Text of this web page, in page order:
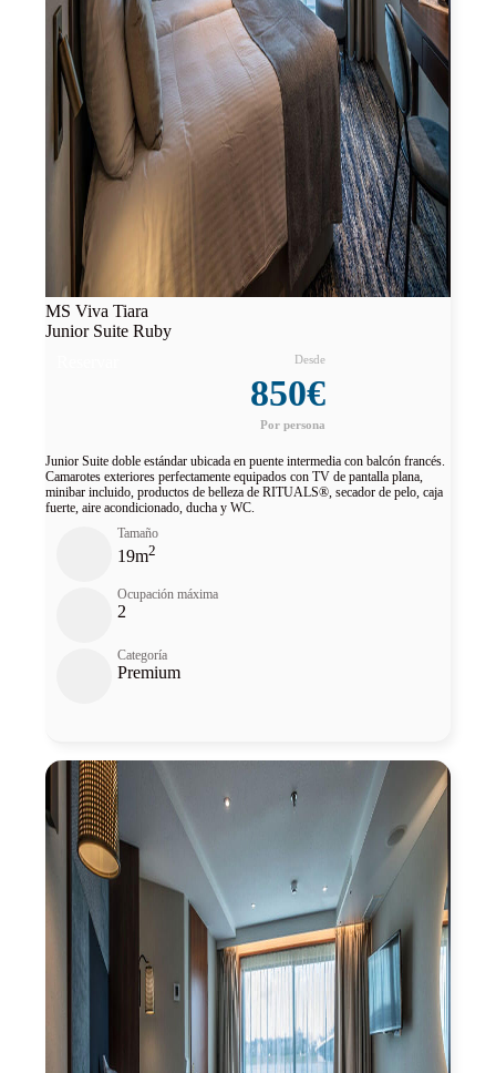
MS Viva Tiara
Junior Suite Ruby
850€
Junior Suite doble estándar ubicada en puente intermedia con balcón francés.
Camarotes exteriores perfectamente equipados con TV de pantalla plana,
minibar incluido, productos de belleza de RITUALS®, secador de pelo, caja
fuerte, aire acondicionado, ducha y WC.
Tamaño
19m2
Ocupación máxima
2
Categoría
Premium